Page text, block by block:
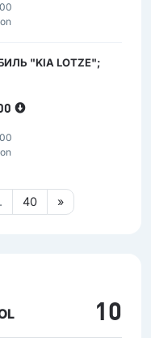
"KIA LOTZE";
40 »
10